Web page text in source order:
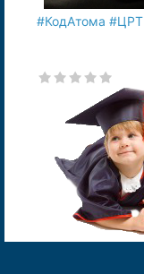
#КодАтома #ЦРТ